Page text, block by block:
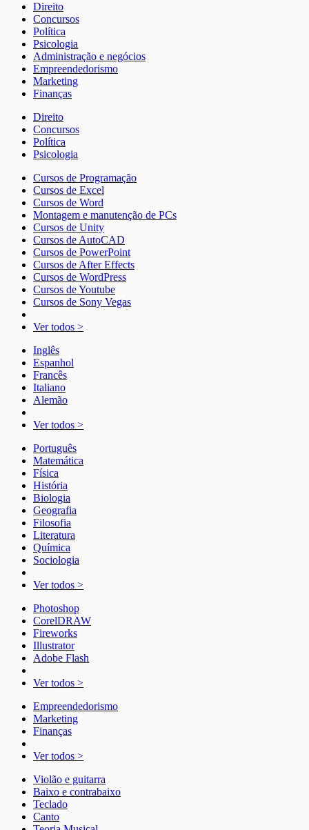
Direito
Concursos
Política
Psicologia
Administração e negócios
Empreendedorismo
Marketing
Finanças
Direito
Concursos
Política
Psicologia
Cursos de Programação
Cursos de Excel
Cursos de Word
Montagem e manutenção de PCs
Cursos de Unity
Cursos de AutoCAD
Cursos de PowerPoint
Cursos de After Effects
Cursos de WordPress
Cursos de Youtube
Cursos de Sony Vegas
Ver todos >
Inglês
Espanhol
Francês
Italiano
Alemão
Ver todos >
Português
Matemática
Física
História
Biologia
Geografia
Filosofia
Literatura
Química
Sociologia
Ver todos >
Photoshop
CorelDRAW
Fireworks
Illustrator
Adobe Flash
Ver todos >
Empreendedorismo
Marketing
Finanças
Ver todos >
Violão e guitarra
Baixo e contrabaixo
Teclado
Canto